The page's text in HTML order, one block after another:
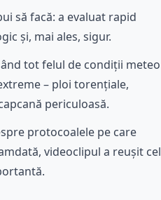
să facă: a evaluat rapid
și, mai ales, sigur.
tot felul de condiții meteo
– ploi torențiale,
periculoasă.
protocoalele pe care
videoclipul a reușit cel